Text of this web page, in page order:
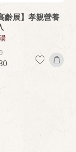
齡展】孝親營養